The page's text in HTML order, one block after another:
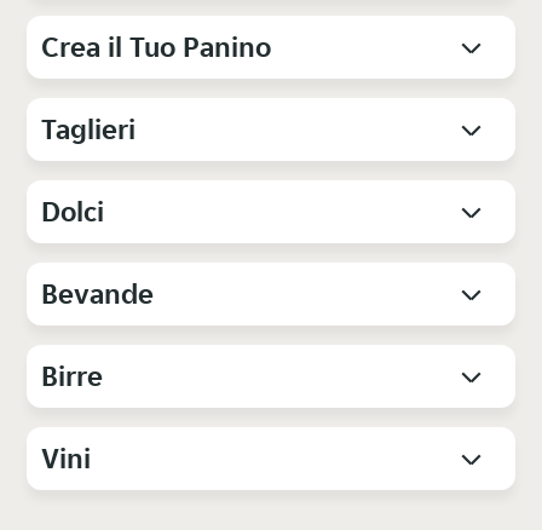
Crea il Tuo Panino
Taglieri
Dolci
Bevande
Birre
Vini